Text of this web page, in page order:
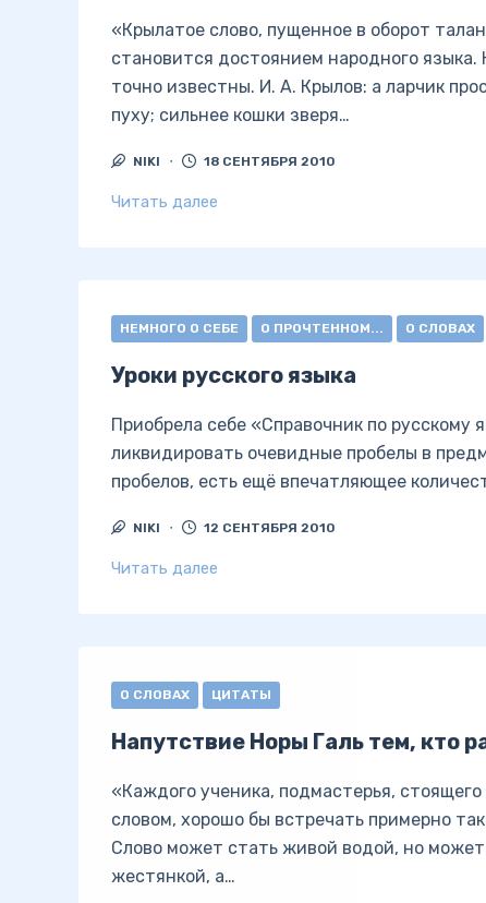
«Крылатое слово, пущенное в оборот
становится достоянием народного
точно известны. И. А. Крылов: а ларчик
пуху; сильнее кошки зверя…
NIKI 18 СЕНТЯБРЯ 2010
Читать далее
НЕМНОГО О СЕБЕ О ПРОЧТЕННОМ... О СЛОВАХ
Уроки русского языка
Приобрела себе «Справочник по
ликвидировать очевидные пробелы в
пробелов, есть ещё впечатляющее
NIKI 12 СЕНТЯБРЯ 2010
Читать далее
О СЛОВАХ ЦИТАТЫ
Напутствие Норы Галь тем, кто
«Каждого ученика, подмастерья,
словом, хорошо бы встречать примерно
Слово может стать живой водой, но
жестянкой, а…